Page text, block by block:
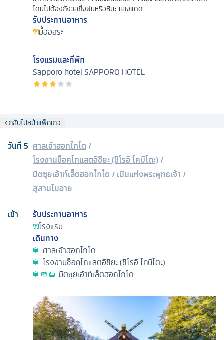
โดยไม่ต้องกังวลถึงฝนหรือหิมะ แสงแดด
รับประทานอาหาร
มื้ออิสระ
โรงแรมและที่พัก
Sapporo hotelSAPPORO HOTEL
กลับไปหน้าแพ็คเกจ
วันที่5 ศาลเจ้าฮอกไกโด /
โรงงานช็อคโกแลตอิชิยะ (ชิโรอิ โคบิโตะ)/
มิตซุยเอ้าท์เล็ตฮอกไกโด /เนินแห่งพระพุทธเจ้า /
สุสานโมอาย
เช้า
รับประทานอาหาร
โรงแรม
เดินทาง
ศาลเจ้าฮอกไกโด
โรงงานช็อคโกแลตอิชิยะ (ชิโรอิ โคบิโตะ)
มิตซุยเอ้าท์เล็ตฮอกไกโด